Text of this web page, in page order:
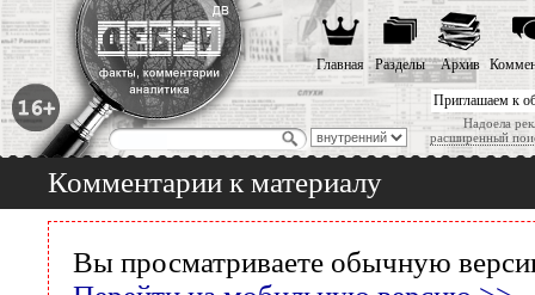
Приглашаем к
Надоела
расширенный
Главная Разделы Архив
Комментарии к материалу
Вы просматриваете обычную